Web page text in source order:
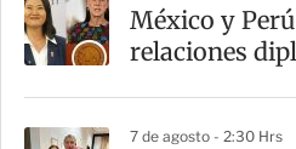
México y
relaciones
7 de agosto - 2:30 Hrs